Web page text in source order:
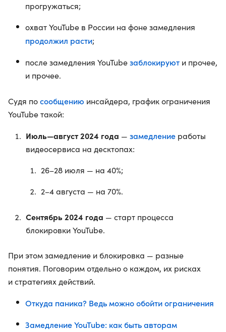
прогружаться;
охват YouTube в России на фоне замедления
продолжил расти;
после замедления YouTubeзаблокируют и прочее,
и прочее.
Судя посообщению инсайдера, график ограничения
YouTube такой:
Июль—август 2024 года — замедление работы
видеосервиса на десктопах:
26–28 июля — на 40%;
2–4 августа — на 70%.
Сентябрь 2024 года — старт процесса
блокировки YouTube.
При этом замедление и блокировка — разные
понятия. Поговорим отдельно о каждом, их рисках
и стратегиях действий.
Откуда паника? Ведь можно обойти ограничения
Замедление YouTube: как быть авторам